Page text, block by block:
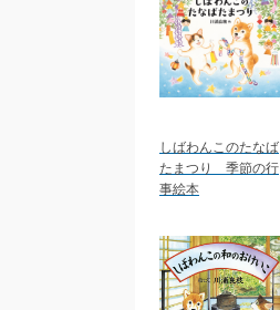
しばわんこのたなば
たまつり 季節の行
事絵本